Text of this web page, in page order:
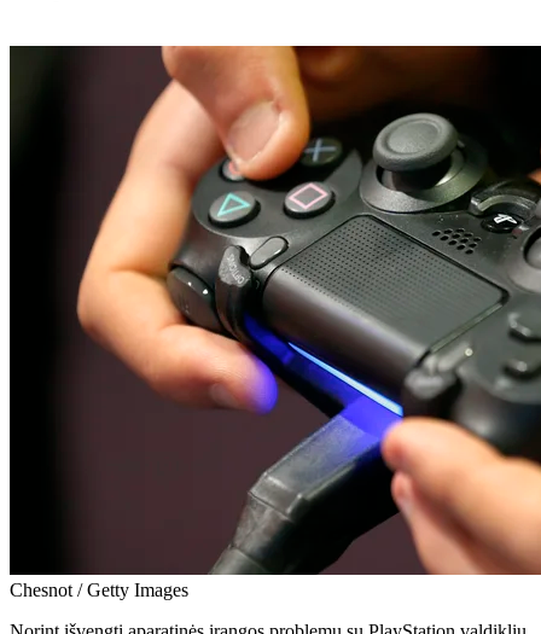
Chesnot / Getty Images